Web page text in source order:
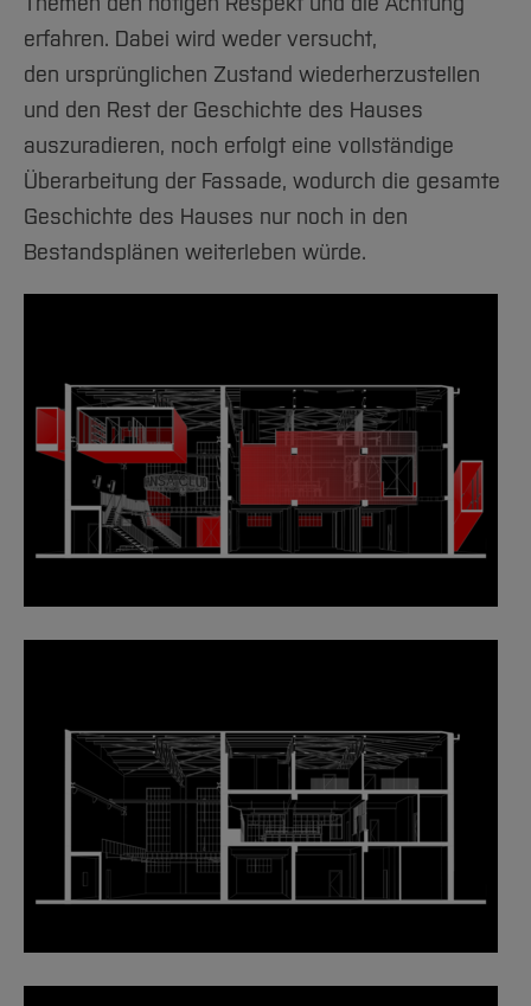
erfahren. Dabei wird weder versucht,
den ursprünglichen Zustand wiederherzustellen
und den Rest der Geschichte des Hauses
auszuradieren, noch erfolgt eine vollständige
Überarbeitung der Fassade, wodurch die gesamte
Geschichte des Hauses nur noch in den
Bestandsplänen weiterleben würde.